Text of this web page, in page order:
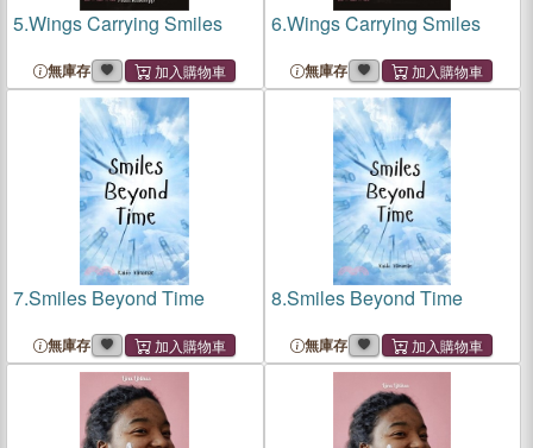
5.Wings Carrying Smiles
無庫存
6.Wings Carrying Smiles
無庫存
7.Smiles Beyond Time
無庫存
8.Smiles Beyond Time
無庫存